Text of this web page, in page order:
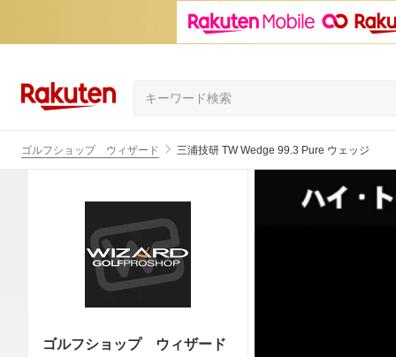
ゴルフショップ ウィザード 三浦技研 TW Wedge 99.3 Pure ウェッジ
ゴルフショップ ウィザード